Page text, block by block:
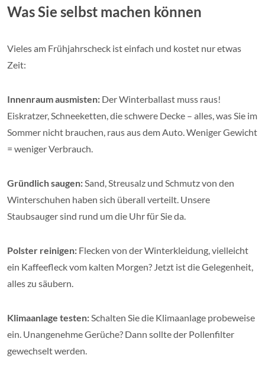
Was Sie selbst machen können
Vieles am Frühjahrscheck ist einfach und kostet nur etwas
Zeit:
Innenraum ausmisten: Der Winterballast muss raus!
Eiskratzer, Schneeketten, die schwere Decke – alles, was Sie im
Sommer nicht brauchen, raus aus dem Auto. Weniger Gewicht
= weniger Verbrauch.
Gründlich saugen: Sand, Streusalz und Schmutz von den
Winterschuhen haben sich überall verteilt. Unsere
Staubsauger sind rund um die Uhr für Sie da.
Polster reinigen: Flecken von der Winterkleidung, vielleicht
ein Kaffeefleck vom kalten Morgen? Jetzt ist die Gelegenheit,
alles zu säubern.
Klimaanlage testen: Schalten Sie die Klimaanlage probeweise
ein. Unangenehme Gerüche? Dann sollte der Pollenfilter
gewechselt werden.